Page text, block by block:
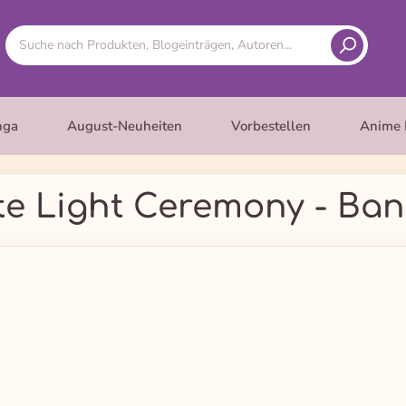
August-Neuheiten Vorbestellen Anime
Light Ceremony -